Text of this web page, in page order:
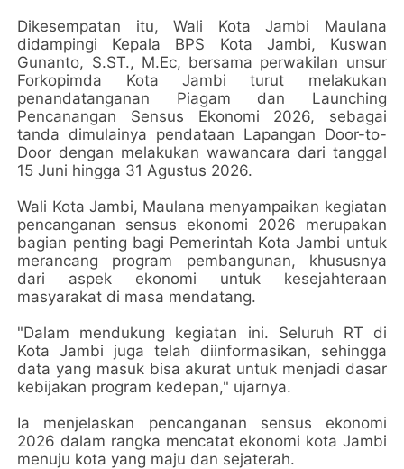
Dikesempatan itu, Wali Kota Jambi Maulana
didampingi Kepala BPS Kota Jambi, Kuswan
Gunanto, S.ST., M.Ec, bersama perwakilan unsur
Forkopimda Kota Jambi turut melakukan
penandatanganan Piagam dan Launching
Pencanangan Sensus Ekonomi 2026, sebagai
tanda dimulainya pendataan Lapangan Door-to-
Door dengan melakukan wawancara dari tanggal
15 Juni hingga 31 Agustus 2026.
Wali Kota Jambi, Maulana menyampaikan kegiatan
pencanganan sensus ekonomi 2026 merupakan
bagian penting bagi Pemerintah Kota Jambi untuk
merancang program pembangunan, khususnya
dari aspek ekonomi untuk kesejahteraan
masyarakat di masa mendatang.
"Dalam mendukung kegiatan ini. Seluruh RT di
Kota Jambi juga telah diinformasikan, sehingga
data yang masuk bisa akurat untuk menjadi dasar
kebijakan program kedepan," ujarnya.
Ia menjelaskan pencanganan sensus ekonomi
2026 dalam rangka mencatat ekonomi kota Jambi
menuju kota yang maju dan sejaterah.